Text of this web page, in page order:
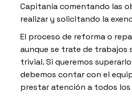
Capitanía comentando las
realizar y solicitando la
El proceso de reforma o
aunque se trate de trabajos
trivial. Si queremos
debemos contar con el
prestar atención a todos los